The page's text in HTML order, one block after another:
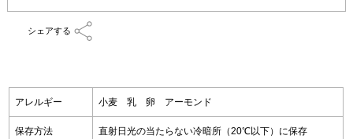
シェアする
アレルギー 小麦 乳 卵 アーモンド
保存方法 直射日光の当たらない冷暗所（20℃以下）に保存